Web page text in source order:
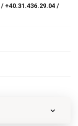
/ +40.31.436.29.04 /